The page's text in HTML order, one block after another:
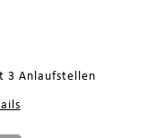
3 Anlaufstellen